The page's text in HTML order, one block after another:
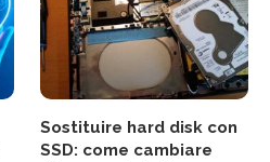
Sostituire hard disk con
SSD: come cambiare